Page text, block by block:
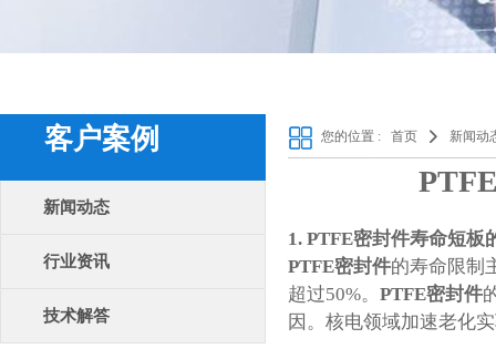
客户案例
新闻动态
行业资讯
技术解答
您的位置 : 首页 新闻动
1. PTFE密封件寿命短板
PTFE密封件的寿命限制
超过50%。 PTFE密封件
因。核电领域加速老化